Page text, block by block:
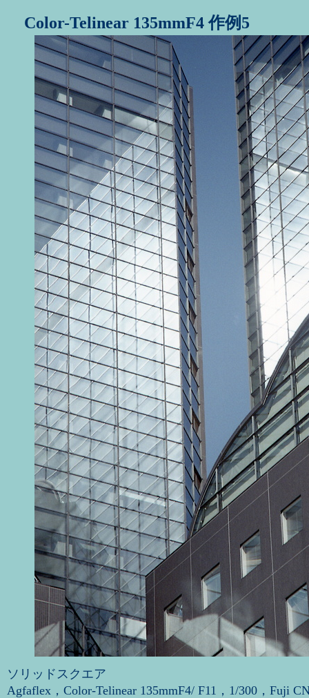
Color-Telinear 135mmF4 作例5
ソリッドスクエア
Agfaflex，Color-Telinear 135mmF4/ F11，1/300，Fuji